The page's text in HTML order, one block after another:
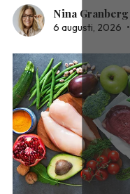
Nina Granberg
6 augusti, 2026 •